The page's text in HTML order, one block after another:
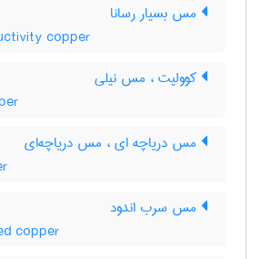
مس بسیار رسانا
copper
کوولیت ، مس نیلی
مس دریاچه ای ، مس دریاچه‌ای
مس سرب اندود
copper